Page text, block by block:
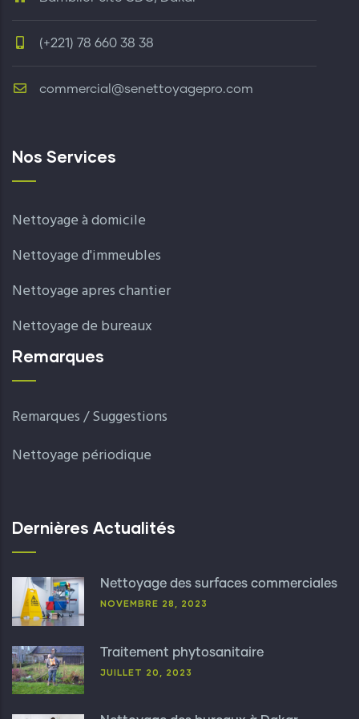
(+221) 78 660 38 38
commercial@senettoyagepro.com
Nos Services
Nettoyage à domicile
Nettoyage d'immeubles
Nettoyage apres chantier
Nettoyage de bureaux
Remarques
Remarques / Suggestions
Nettoyage périodique
Dernières Actualités
Nettoyage des surfaces commerciales
NOVEMBRE 28, 2023
Traitement phytosanitaire
JUILLET 20, 2023